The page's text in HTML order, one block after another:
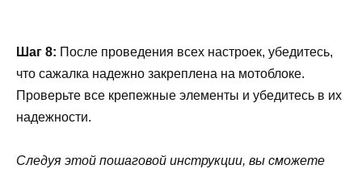
Шаг 8: После проведения всех настроек, убедитесь,
что сажалка надежно закреплена на мотоблоке.
Проверьте все крепежные элементы и убедитесь в их
надежности.
Следуя этой пошаговой инструкции, вы сможете